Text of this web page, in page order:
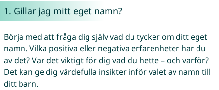
1. Gillar jag mitt eget namn?
Börja med att fråga dig själv vad du tycker om ditt eget
namn. Vilka positiva eller negativa erfarenheter har du
av det? Var det viktigt för dig vad du hette – och varför?
Det kan ge dig värdefulla insikter inför valet av namn till
ditt barn.